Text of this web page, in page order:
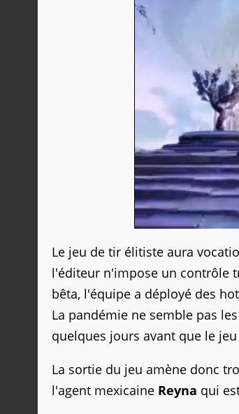
Le jeu de tir élitiste aura
l'éditeur n'impose un contrôle
bêta, l'équipe a déployé des
La pandémie ne semble pas
quelques jours avant que le
La sortie du jeu amène donc
l'agent mexicaine Reyna qui